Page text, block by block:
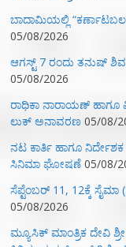
ಬಾದಾಮಿಯಲ್ಲಿ
05/08/2026
ಆಗಸ್ಟ್ 7 ರಂದು ತನುಷ್
05/08/2026
ರಾಧಿಕಾ ನಾರಾಯಣ್
ಲುಕ್ ಅನಾವರಣ 05/08/
ನಟ ಕಾರ್ತಿ ಹಾಗೂ
ಸಿನಿಮಾ ಘೋಷಣೆ 05/08/
ಸೆಪ್ಟೆಂಬರ್ 11, 12ಕ್ಕೆ ಸೈಮಾ
05/08/2026
ಮ್ಯೂಸಿಕ್‌ ಮಾಂತ್ರಿಕ ದೇವಿ